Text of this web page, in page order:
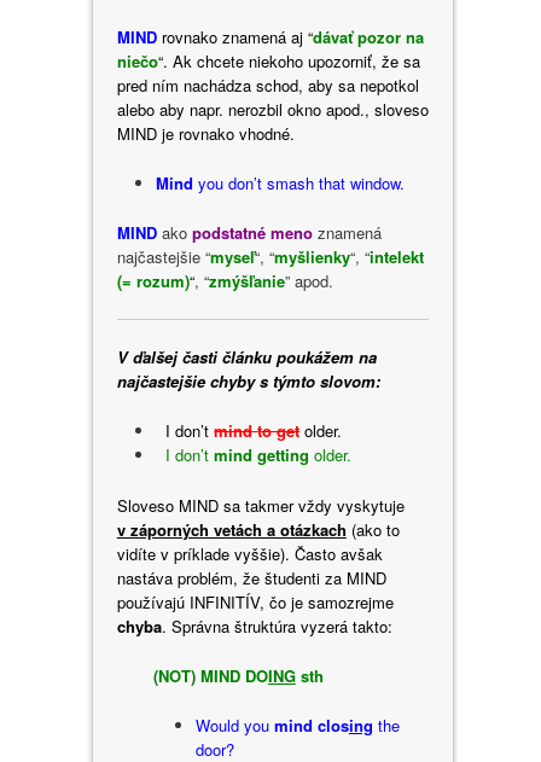
MINDrovnako znamená aj “dávať pozor na
niečo“. Ak chcete niekoho upozorniť, že sa
pred ním nachádza schod, aby sa nepotkol
alebo aby napr. nerozbil okno apod., sloveso
MIND je rovnako vhodné.
Mind you don’t smash that window.
MINDakopodstatné menoznamená
najčastejšie “myseľ“, “myšlienky“, “intelekt
(= rozum)“, “zmýšľanie” apod.
V ďalšej časti článku poukážem na
najčastejšie chyby s týmto slovom:
I don’tmind to get older.
I don’t mind gettingolder.
Sloveso MIND sa takmer vždy vyskytuje
v záporných vetách a otázkach (ako to
vidíte v príklade vyššie). Často avšak
nastáva problém, že študenti za MIND
používajú INFINITÍV, čo je samozrejme
chyba. Správna štruktúra vyzerá takto:
(NOT) MIND DOINGsth
Would you mind closing the
door?